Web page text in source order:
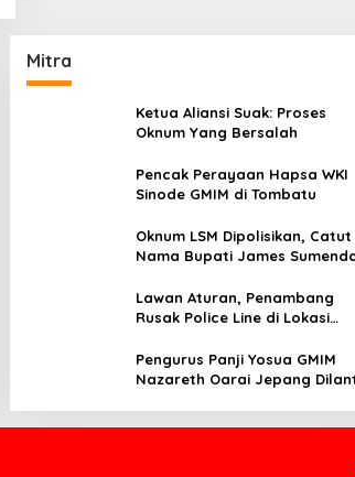
Mitra
Ketua Aliansi Suak: Proses
Oknum Yang Bersalah
Pencak Perayaan Hapsa WKI
Sinode GMIM di Tombatu
Oknum LSM Dipolisikan, Catut
Nama Bupati James
Lawan Aturan, Penambang
Rusak Police Line di Lokasi
Mereka!!
Pengurus Panji Yosua GMIM
Nazareth Oarai Jepang